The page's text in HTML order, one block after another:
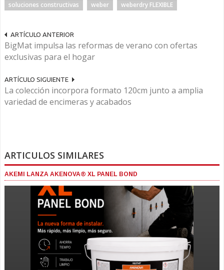
soluciones constructivas
weber weberdry FLEXIBLE
ARTÍCULO ANTERIOR
BigMat impulsa las reformas de verano con ofertas
exclusivas para el hogar
ARTÍCULO SIGUIENTE
La colección incorpora formato 120cm junto a amplia
variedad de encimeras y acabados
ARTICULOS SIMILARES
AKEMI LANZA AKENOVA® XL PANEL BOND